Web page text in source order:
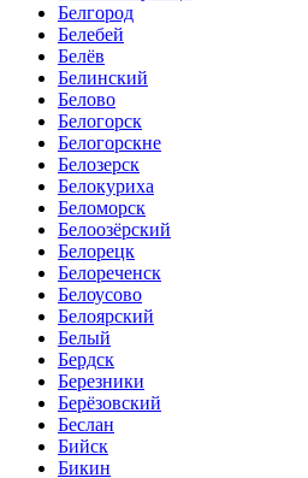
Белгород
Белебей
Белёв
Белинский
Белово
Белогорск
Белогорскне
Белозерск
Белокуриха
Беломорск
Белоозёрский
Белорецк
Белореченск
Белоусово
Белоярский
Белый
Бердск
Березники
Берёзовский
Беслан
Бийск
Бикин